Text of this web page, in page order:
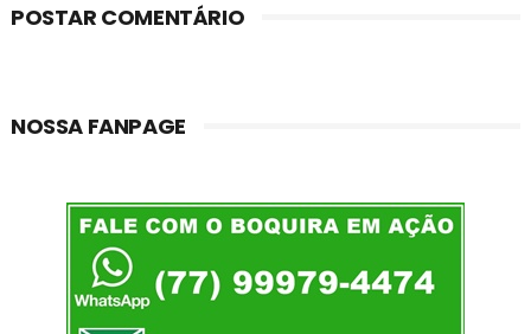
POSTAR COMENTÁRIO
NOSSA FANPAGE